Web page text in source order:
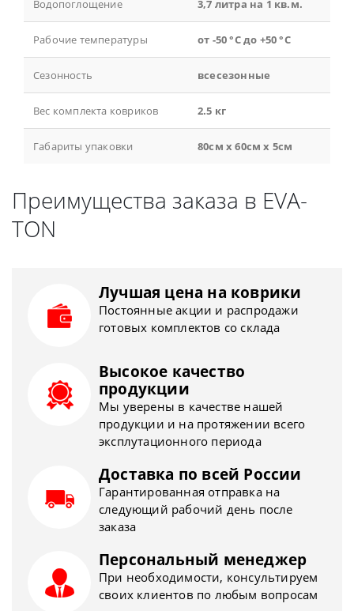
Водопоглощение 3,7 литра на 1 кв.м.
Рабочие температуры от -50 °С до +50 °С
Сезонность всесезонные
Вес комплекта ковриков 2.5 кг
Габариты упаковки 80см x 60см x 5см
Преимущества заказа в EVA-
TON
Лучшая цена на коврики
Постоянные акции и распродажи
готовых комплектов со склада
Высокое качество
продукции
Мы уверены в качестве нашей
продукции и на протяжении всего
эксплутационного периода
Доставка по всей России
Гарантированная отправка на
следующий рабочий день после
заказа
Персональный менеджер
При необходимости, консультируем
своих клиентов по любым вопросам